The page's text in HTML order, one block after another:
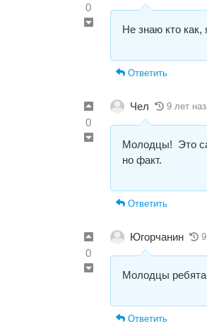
0
Не знаю кто как,
Ответить
0
Чел 9 лет
Молодцы! Это
но факт.
Ответить
0
Югорчанин
Молодцы
Ответить